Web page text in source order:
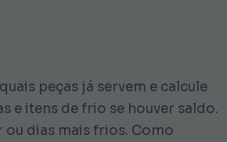
peças já servem e calcule
e itens de frio se houver saldo.
dias mais frios. Como